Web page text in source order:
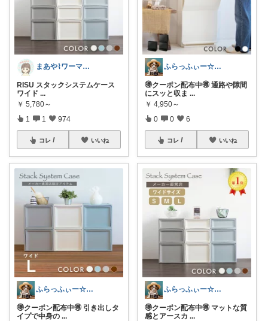
まあや⌇ワーママの暮らしとインテリア𓍯
RISU スタックシステムケース
ワイド ...
￥ 5,780～
1 1 974
コレ いいね
ふらっふぃー☆ナチュラルな暮らし☆
🉐クーポン配布中🉐 引き出しタ
イプで中身の ...
ふらっふぃー☆ナチュラルな暮らし☆
🉐クーポン配布中🉐 通路や隙間
にスッと収ま ...
￥ 4,950～
0 0 6
コレ いいね
ふらっふぃー☆ナチュラルな暮らし☆
🉐クーポン配布中🉐 マットな質
感とアースカ ...